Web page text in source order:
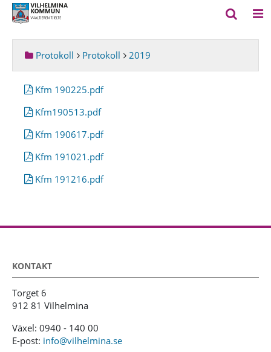
Protokoll Protokoll 2019
Kfm 190225.pdf
Kfm190513.pdf
Kfm 190617.pdf
Kfm 191021.pdf
Kfm 191216.pdf
KONTAKT
Torget 6
912 81 Vilhelmina
Växel: 0940 - 140 00
E-post: info@vilhelmina.se